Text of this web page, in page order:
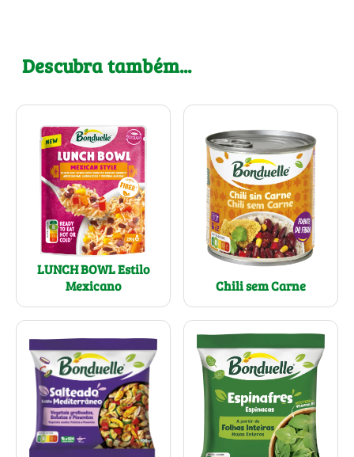
Descubra também...
LUNCH BOWL Estilo
Mexicano
Chili sem Carne